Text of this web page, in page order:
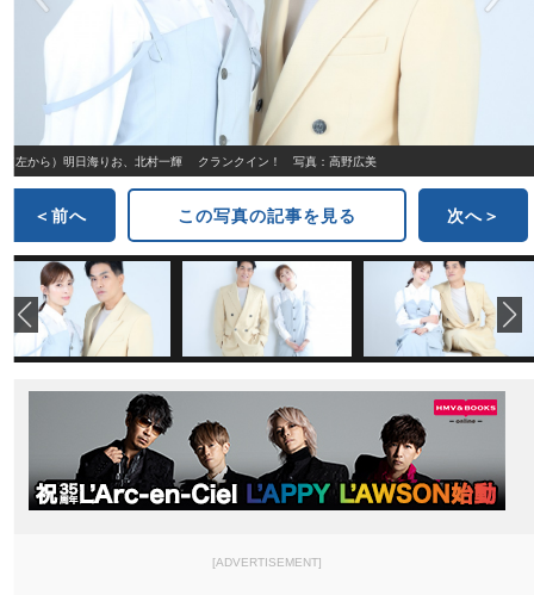
（左から）明日海りお、北村一輝 クランクイン！ 写真：高野広美
＜前へ この写真の記事を見る 次へ＞
[ADVERTISEMENT]